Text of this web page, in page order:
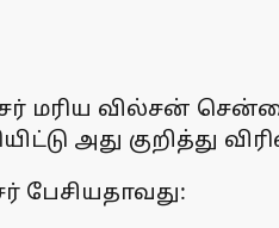
மரிய வில்சன்
அது குறித்து
பேசியதாவது: